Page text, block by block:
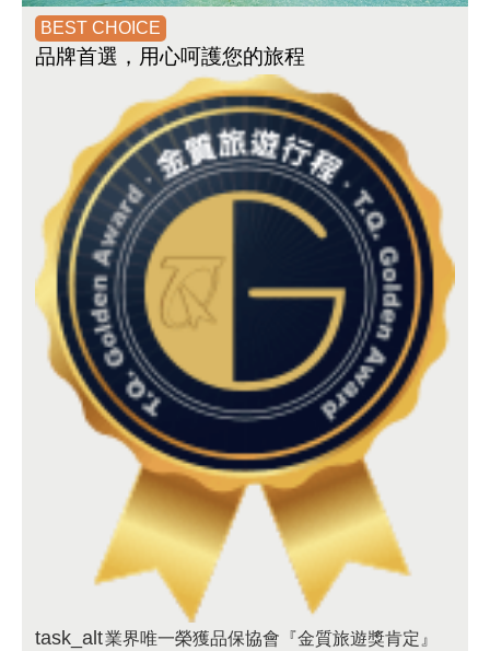
BEST CHOICE
品牌首選 ，用心呵護您的旅程
task_alt業界唯一榮獲品保協會『金質旅遊獎肯定』